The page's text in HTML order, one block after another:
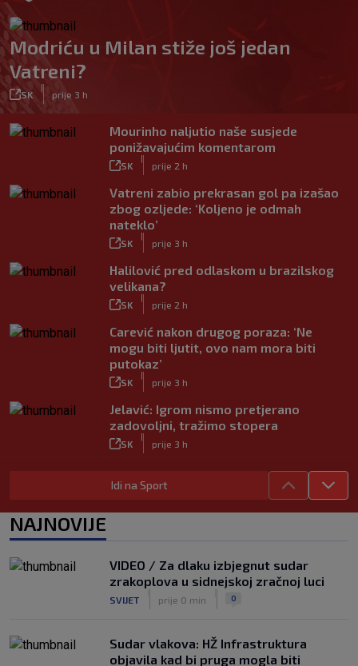
Modriću u Milan stiže još jedan
Vatreni?
SK prije 3 h
Mourinho naljutio naše susjede
ponižavajućim komentarom
SK prije 2 h
Vatreni zabio prekrasan gol pa izašao
zbog ozljede: ‘Koljeno je odmah
nateklo’
SK prije 3 h
Halilović pred odlaskom u brazilskog
velikana?
SK prije 2 h
Carević nakon drugog poraza: ‘Ne
mogu biti ljutit, ovo nam mora biti
putokaz’
SK prije 3 h
Jelavić: Igrom nismo pretjerano
zadovoljni, tražimo stopera
SK prije 3 h
VIDEO / Perišić asistent, PSV u
posljednjim trenucima ispustio
|
Cornerom’: Evo čime je impresionirao
Šotiček
SK 8. kol.
Svjetsko prvenstvo i Europsku ligu
SK prije 1 h
Idi na Sport
NAJNOVIJE
VIDEO / Za dlaku izbjegnut sudar
zrakoplova u sidnejskoj zračnoj luci
SVIJET prije 0 min 0
Sudar vlakova: HŽ Infrastruktura
objavila kad bi pruga mogla biti